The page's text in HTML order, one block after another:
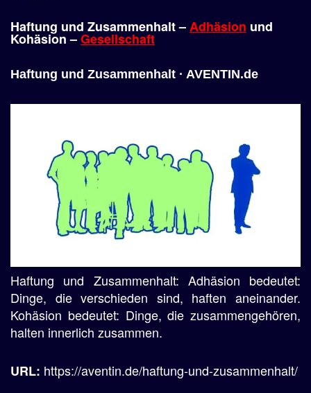
Haftung und Zusammenhalt –Adhäsion und
Kohäsion –Gesellschaft
Haftung und Zusammenhalt · AVENTIN.de
Haftung und Zusammenhalt: Adhäsion bedeutet:
Dinge, die verschieden sind, haften aneinander.
Kohäsion bedeutet: Dinge, die zusammengehören,
halten innerlich zusammen.
URL: https://aventin.de/haftung-und-zusammenhalt/